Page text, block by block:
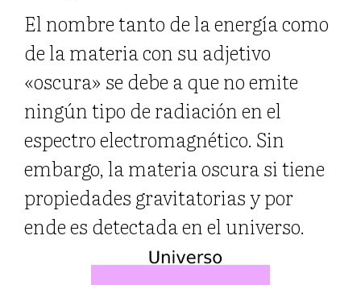
El nombre tanto de la energía como
de la materia con su adjetivo
«oscura» se debe a que no emite
ningún tipo de radiación en el
espectro electromagnético. Sin
embargo, la materia oscura si tiene
propiedades gravitatorias y por
ende es detectada en el universo.